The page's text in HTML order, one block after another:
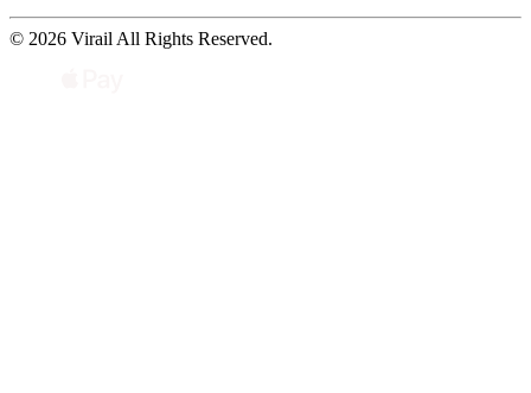
© 2026 Virail All Rights Reserved.